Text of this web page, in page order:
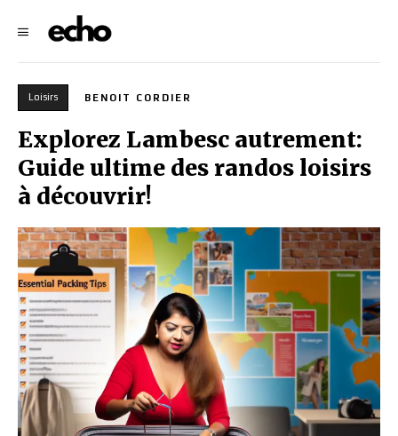
Loisirs BENOIT CORDIER
Explorez Lambesc autrement:
Guide ultime des randos loisirs
à découvrir!